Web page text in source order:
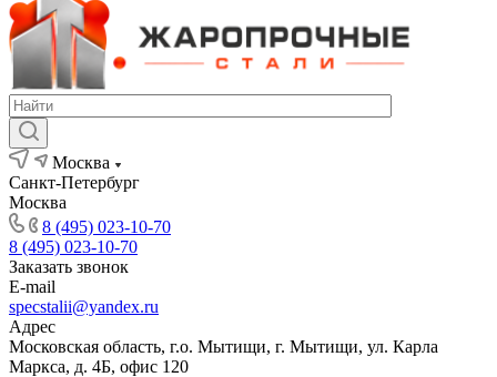
Москва
Санкт-Петербург
Москва
8 (495) 023-10-70
8 (495) 023-10-70
Заказать звонок
E-mail
specstalii@yandex.ru
Адрес
Московская область, г.о. Мытищи, г. Мытищи, ул. Карла
Маркса, д. 4Б, офис 120